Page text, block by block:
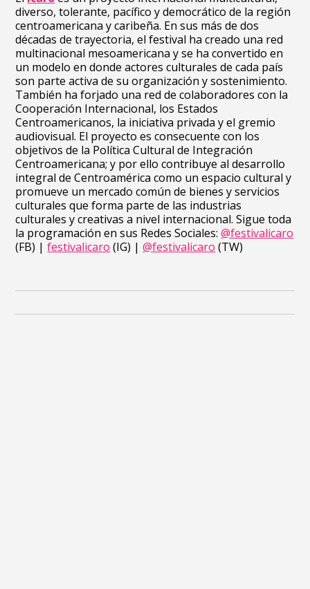
diverso, tolerante, pacífico y democrático de la región
centroamericana y caribeña. En sus más de dos
décadas de trayectoria, el festival ha creado una red
multinacional mesoamericana y se ha convertido en
un modelo en donde actores culturales de cada país
son parte activa de su organización y sostenimiento.
También ha forjado una red de colaboradores con la
Cooperación Internacional, los Estados
Centroamericanos, la iniciativa privada y el gremio
audiovisual. El proyecto es consecuente con los
objetivos de la Política Cultural de Integración
Centroamericana; y por ello contribuye al desarrollo
integral de Centroamérica como un espacio cultural y
promueve un mercado común de bienes y servicios
culturales que forma parte de las industrias
culturales y creativas a nivel internacional. Sigue toda
la programación en sus Redes Sociales:@festivalicaro
(FB) | festivalicaro (IG) | @festivalicaro (TW)